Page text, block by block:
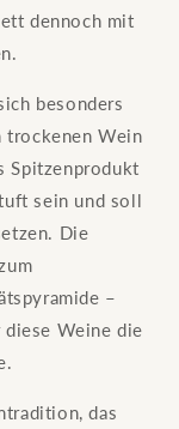
dennoch mit
besonders
trockenen Wein
Spitzenprodukt
sein und soll
Die
–
Weine die
das